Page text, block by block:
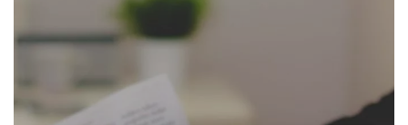
כנסים ואירועים
לכל העוסקים בתעשיית הסמיקונדקטור כולל מהנדסים,